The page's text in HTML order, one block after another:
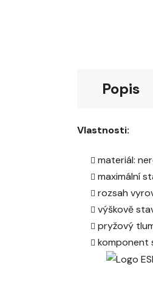
Popis
Vlastnosti:
materiál:
maximální
rozsah
výškově
pryžový
komponent